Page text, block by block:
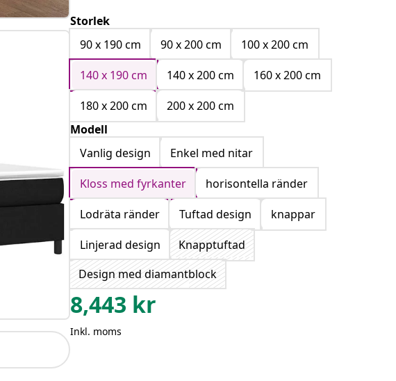
Storlek
90 x 190 cm
90 x 200 cm
100 x 200 cm
140 x 190 cm
140 x 200 cm
160 x 200 cm
180 x 200 cm
200 x 200 cm
Modell
Vanlig design
Enkel med nitar
Kloss med fyrkanter
horisontella ränder
Lodräta ränder
Tuftad design
knappar
Linjerad design
Knapptuftad
Design med diamantblock
8,443 kr
Inkl. moms